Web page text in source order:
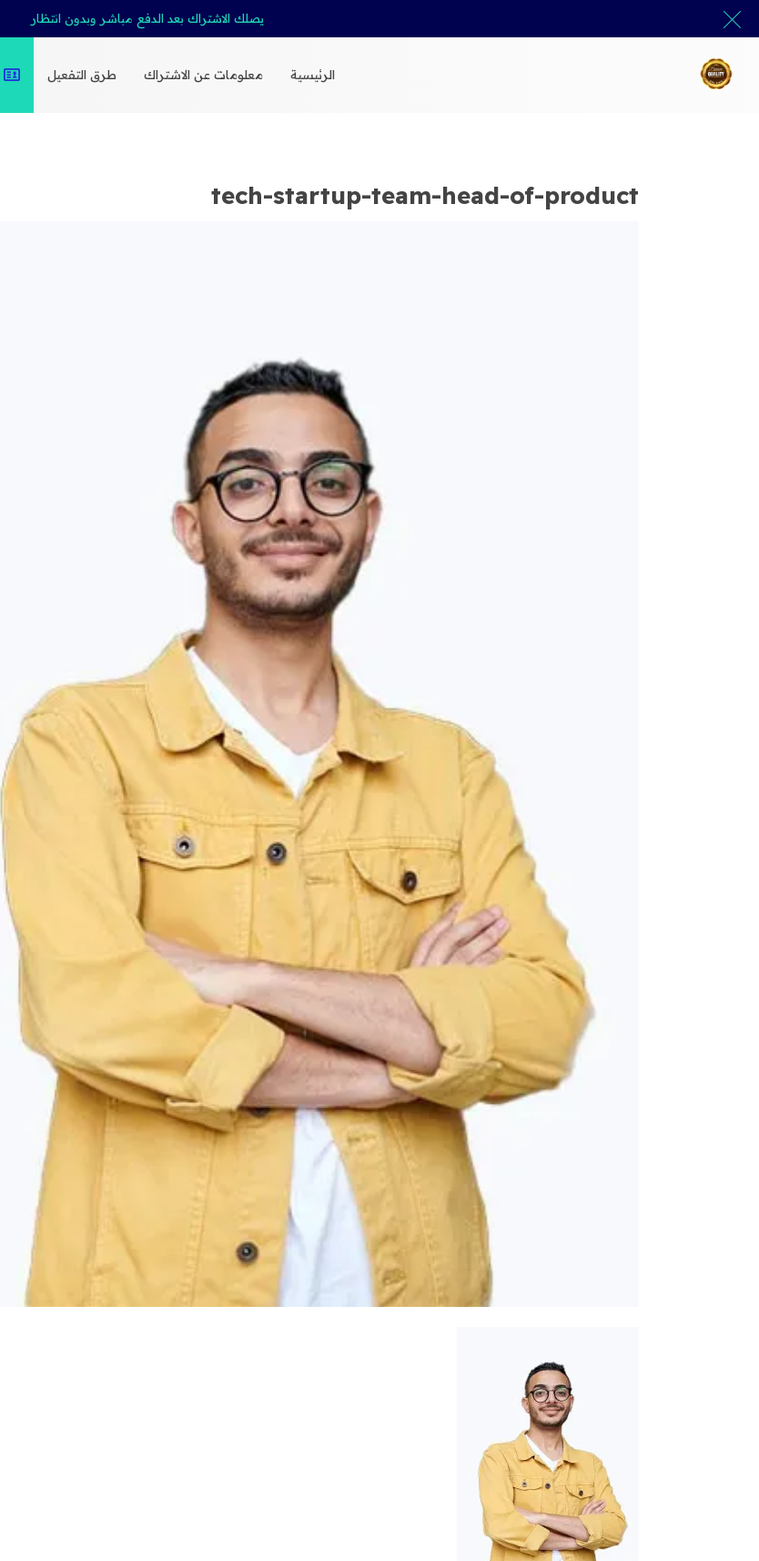
يصلك الاشتراك بعد الدفع مباشر وبدون انتظار
الرئيسية معلومات عن الاشتراك طرق التفعيل
tech-startup-team-head-of-product